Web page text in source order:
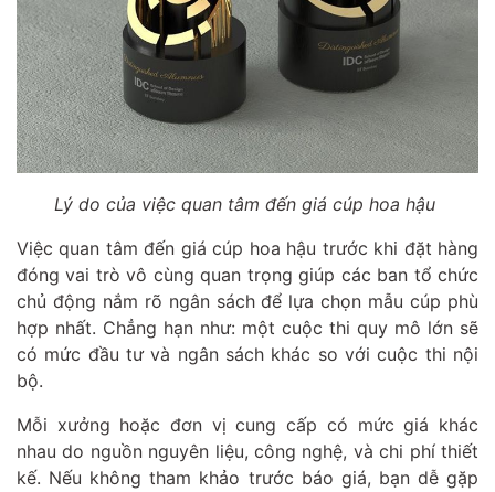
Lý do của việc quan tâm đến giá cúp hoa hậu
Việc quan tâm đến giá cúp hoa hậu trước khi đặt hàng
đóng vai trò vô cùng quan trọng giúp các ban tổ chức
chủ động nắm rõ ngân sách để lựa chọn mẫu cúp phù
hợp nhất. Chẳng hạn như: một cuộc thi quy mô lớn sẽ
có mức đầu tư và ngân sách khác so với cuộc thi nội
bộ.
Mỗi xưởng hoặc đơn vị cung cấp có mức giá khác
nhau do nguồn nguyên liệu, công nghệ, và chi phí thiết
kế. Nếu không tham khảo trước báo giá, bạn dễ gặp